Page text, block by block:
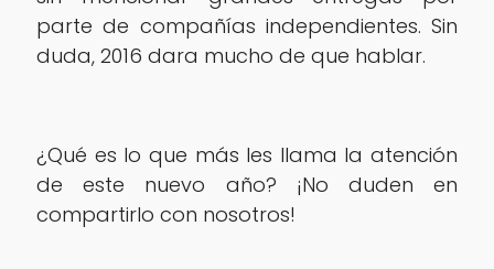
parte de compañías independientes. Sin
duda, 2016 dara mucho de que hablar.
¿Qué es lo que más les llama la atención
de este nuevo año? ¡No duden en
compartirlo con nosotros!